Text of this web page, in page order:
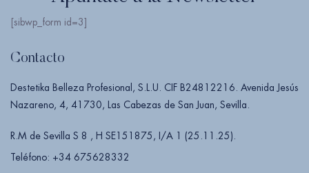
[sibwp_form id=3]
Contacto
Destetika Belleza Profesional, S.L.U. CIF B24812216. Avenida Jesús
Nazareno, 4, 41730, Las Cabezas de San Juan, Sevilla.
R.M de Sevilla S 8 , H SE151875, I/A 1 (25.11.25).
Teléfono: +34 675628332